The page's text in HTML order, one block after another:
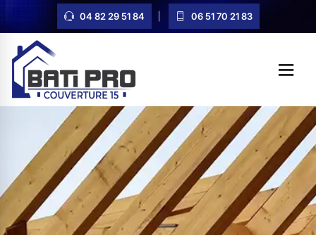
04 82 29 51 84 06 51 70 21 83